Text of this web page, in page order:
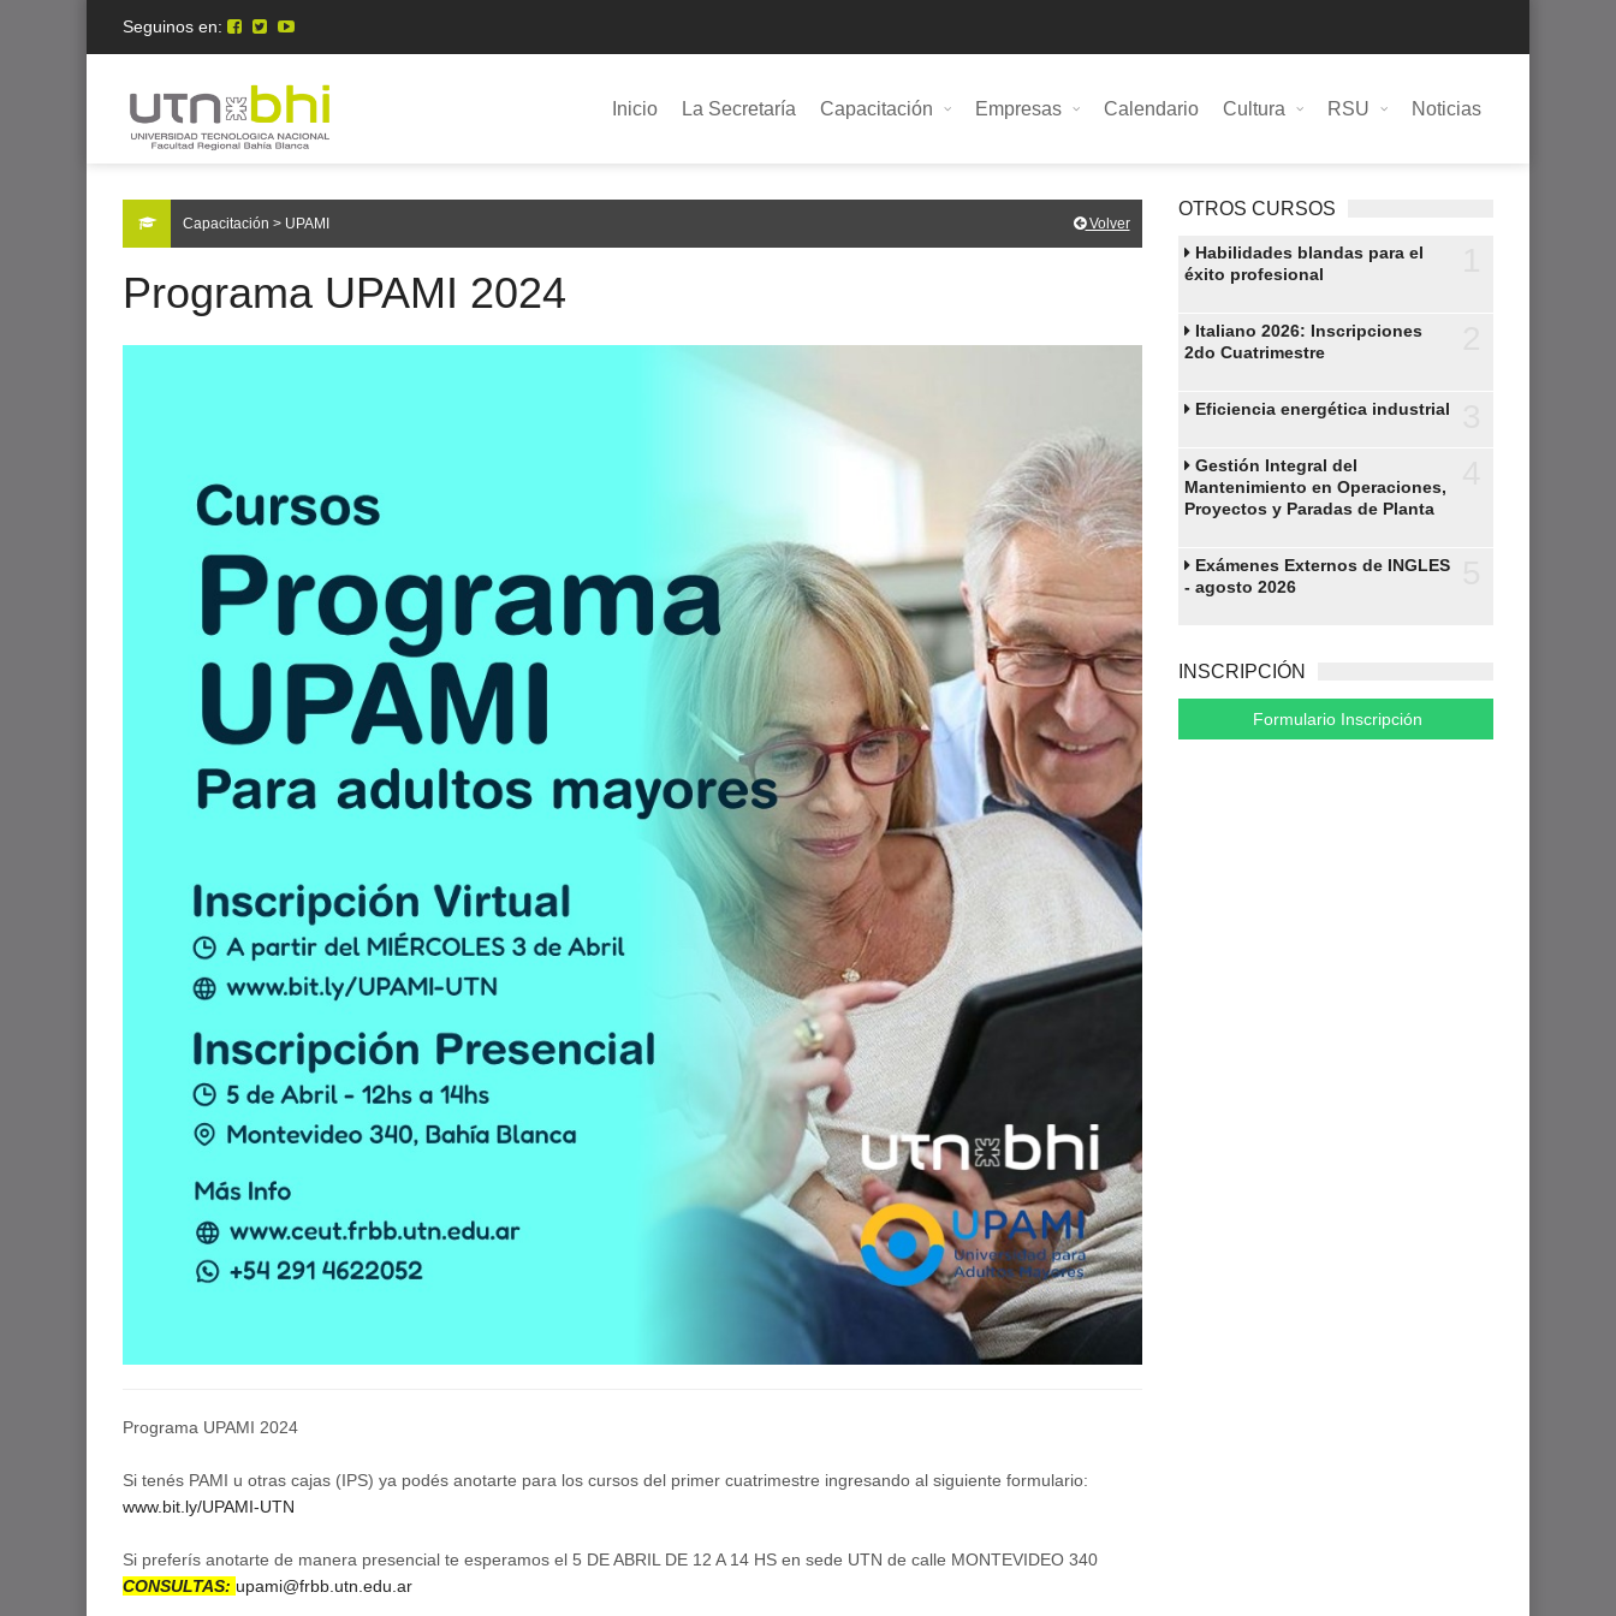
Seguinos en:
Inicio La Secretaría Capacitación Empresas Calendario Cultura RSU Noticias
Capacitación > UPAMI Volver
Programa UPAMI 2024
Programa UPAMI 2024
Si tenés PAMI u otras cajas (IPS) ya podés anotarte para los cursos del primer cuatrimestre ingresando al siguiente formulario:
www.bit.ly/UPAMI-UTN
Si preferís anotarte de manera presencial te esperamos el 5 DE ABRIL DE 12 A 14 HS en sede UTN de calle MONTEVIDEO 340
CONSULTAS: upami@frbb.utn.edu.ar
OTROS CURSOS
Habilidades blandas para el
éxito profesional
Italiano 2026: Inscripciones
2do Cuatrimestre
Eficiencia energética industrial
Gestión Integral del
Mantenimiento en Operaciones,
Proyectos y Paradas de Planta
Exámenes Externos de INGLES
- agosto 2026
INSCRIPCIÓN
Formulario Inscripción